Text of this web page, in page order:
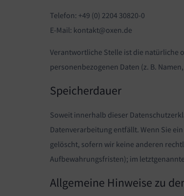
Telefon: +49 (0) 2204 30820-0
E-Mail: kontakt@oxen.de
Verantwortliche Stelle ist die natürliche
personenbezogenen Daten (z. B.
Speicherdauer
Soweit innerhalb dieser
Datenverarbeitung entfällt. Wenn Sie
gelöscht, sofern wir keine anderen
Aufbewahrungsfristen); im
Allgemeine Hinweise zu